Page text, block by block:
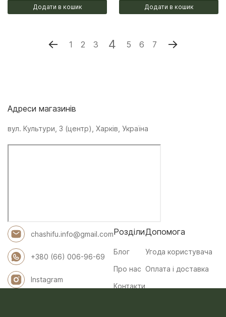
Додати в кошик Додати в кошик
← 1 2 3 4 5 6 7 →
Адреси магазинів
вул. Культури, 3 (центр), Харків, Україна
chashifu.info@gmail.com
+380 (66) 006-96-69
Instagram
Розділи
Блог
Про нас
Контакти
Допомога
Угода користувача
Оплата і доставка